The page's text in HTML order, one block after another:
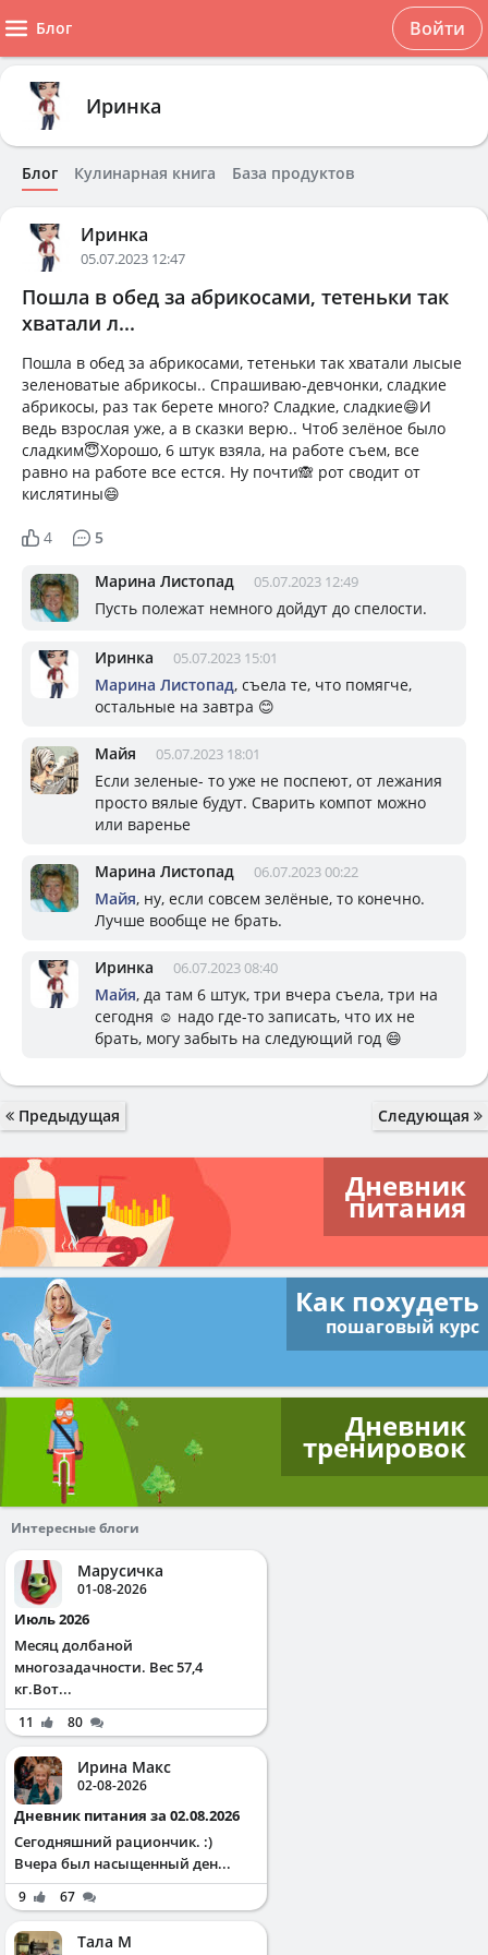
Блог Войти
Иринка
Блог Кулинарная книга База продуктов
Иринка
05.07.2023 12:47
Пошла в обед за абрикосами, тетеньки так
хватали л...
Пошла в обед за абрикосами, тетеньки так хватали лысые
зеленоватые абрикосы.. Спрашиваю-девчонки, сладкие
абрикосы, раз так берете много? Сладкие, сладкие😄И
ведь взрослая уже, а в сказки верю.. Чтоб зелёное было
сладким😇Хорошо, 6 штук взяла, на работе съем, все
равно на работе все естся. Ну почти🙈 рот сводит от
кислятины😄
4 5
Марина Листопад 05.07.2023 12:49
Пусть полежат немного дойдут до спелости.
Иринка 05.07.2023 15:01
Марина Листопад, съела те, что помягче,
остальные на завтра 😊
Майя 05.07.2023 18:01
Если зеленые- то уже не поспеют, от лежания
просто вялые будут. Сварить компот можно
или варенье
Марина Листопад 06.07.2023 00:22
Майя, ну, если совсем зелёные, то конечно.
Лучше вообще не брать.
Иринка 06.07.2023 08:40
Майя, да там 6 штук, три вчера съела, три на
сегодня ☺️ надо где-то записать, что их не
брать, могу забыть на следующий год 😄
Предыдущая Следующая
Дневник
питания
Как похудеть
пошаговый курс
Дневник
тренировок
Интересные блоги
Марусичка
01-08-2026
Июль 2026
Месяц долбаной
многозадачности. Вес 57,4
кг.Вот...
11 80
Ирина Макс
02-08-2026
Дневник питания за 02.08.2026
Сегодняшний рациончик. :)
Вчера был насыщенный ден...
9 67
Тала М